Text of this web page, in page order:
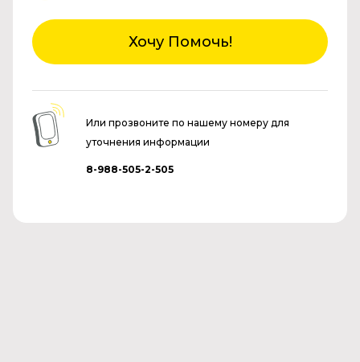
Хочу Помочь!
Или прозвоните по нашему номеру для
уточнения информации
8-988-505-2-505